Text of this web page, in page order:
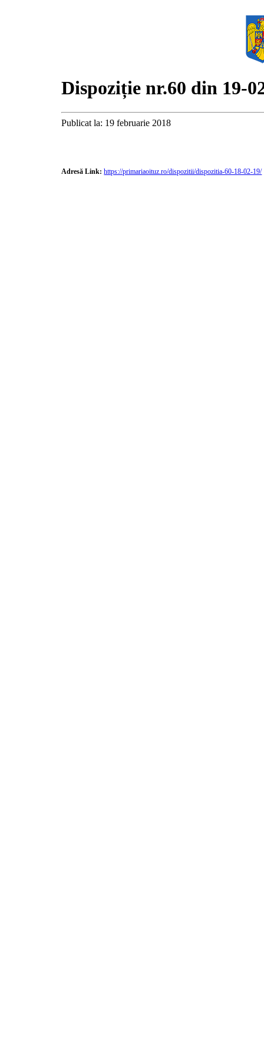
Dispoziție nr.60 din 19-
Publicat la: 19 februarie 2018
Adresă Link: https://primariaoituz.ro/dispozitii/dispozitia-60-18-02-19/